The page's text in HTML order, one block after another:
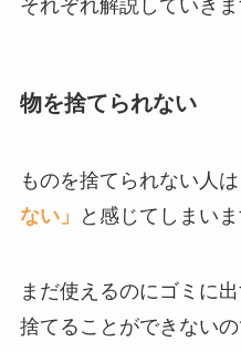
それぞれ解説していきま
物を捨てられない
ものを捨てられない人は
ない」
と感じてしまいま
まだ使えるのにゴミに
捨てることができないの